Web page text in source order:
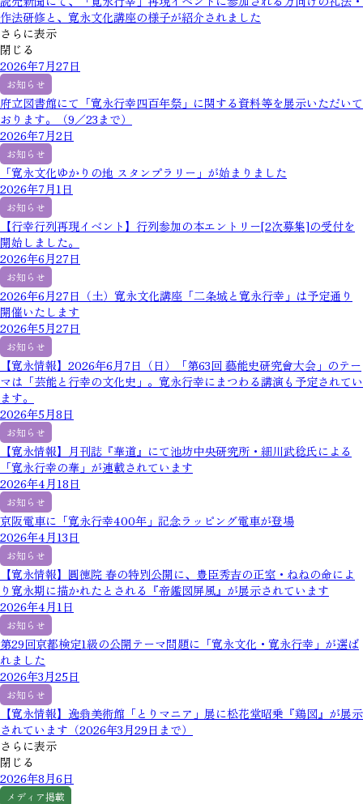
作法研修と、寛永文化講座の様子が紹介されました
さらに表示
閉じる
2026年7月27日
お知らせ
府立図書館にて「寛永行幸四百年祭」に関する資料等を展示いただいて
おります。（9／23まで）
2026年7月2日
お知らせ
「寛永文化ゆかりの地 スタンプラリー」が始まりました
2026年7月1日
お知らせ
【行幸行列再現イベント】行列参加の本エントリー[2次募集]の受付を
開始しました。
2026年6月27日
お知らせ
2026年6月27日（土）寛永文化講座「二条城と寛永行幸」は予定通り
開催いたします
2026年5月27日
お知らせ
【寛永情報】2026年6月7日（日）「第63回 藝能史研究會大会」のテー
マは「芸能と行幸の文化史」。寛永行幸にまつわる講演も予定されてい
ます。
2026年5月8日
お知らせ
【寛永情報】月刊誌『華道』にて池坊中央研究所・細川武稔氏による
「寛永行幸の華」が連載されています
2026年4月18日
お知らせ
京阪電車に「寛永行幸400年」記念ラッピング電車が登場
2026年4月13日
お知らせ
【寛永情報】圓徳院 春の特別公開に、豊臣秀吉の正室・ねねの命によ
り寛永期に描かれたとされる『帝鑑図屏風』が展示されています
2026年4月1日
お知らせ
第29回京都検定1級の公開テーマ問題に「寛永文化・寛永行幸」が選ば
れました
2026年3月25日
お知らせ
【寛永情報】逸翁美術館「とりマニア」展に松花堂昭乗『鶏図』が展示
されています（2026年3月29日まで）
さらに表示
閉じる
2026年8月6日
メディア掲載